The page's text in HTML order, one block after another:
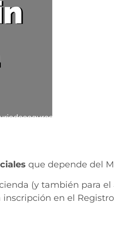
que depende del
(y también para
en el